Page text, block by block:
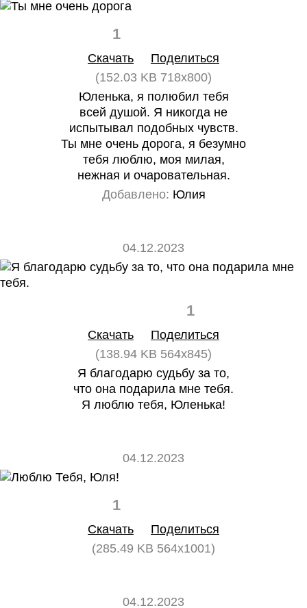
1
Скачать
Поделиться
(152.03 KB 718x800)
Юленька, я полюбил тебя
всей душой. Я никогда не
испытывал подобных чувств.
Ты мне очень дорога, я безумно
тебя люблю, моя милая,
нежная и очаровательная.
Добавлено: Юлия
04.12.2023
1
Скачать
Поделиться
(138.94 KB 564x845)
Я благодарю судьбу за то,
что она подарила мне тебя.
Я люблю тебя, Юленька!
04.12.2023
1
Скачать
Поделиться
(285.49 KB 564x1001)
04.12.2023